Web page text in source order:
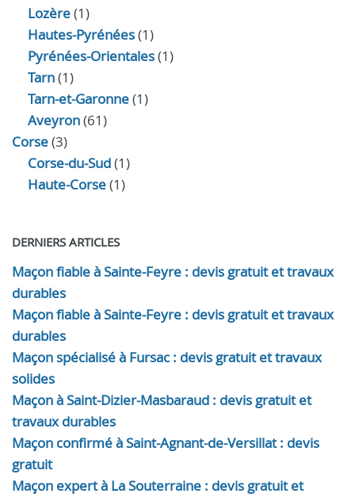
Lozère(1)
Hautes-Pyrénées(1)
Pyrénées-Orientales(1)
Tarn(1)
Tarn-et-Garonne(1)
Aveyron(61)
Corse(3)
Corse-du-Sud(1)
Haute-Corse(1)
DERNIERS ARTICLES
Maçon fiable à Sainte-Feyre : devis gratuit et travaux
durables
Maçon fiable à Sainte-Feyre : devis gratuit et travaux
durables
Maçon spécialisé à Fursac : devis gratuit et travaux
solides
Maçon à Saint-Dizier-Masbaraud : devis gratuit et
travaux durables
Maçon confirmé à Saint-Agnant-de-Versillat : devis
gratuit
Maçon expert à La Souterraine : devis gratuit et